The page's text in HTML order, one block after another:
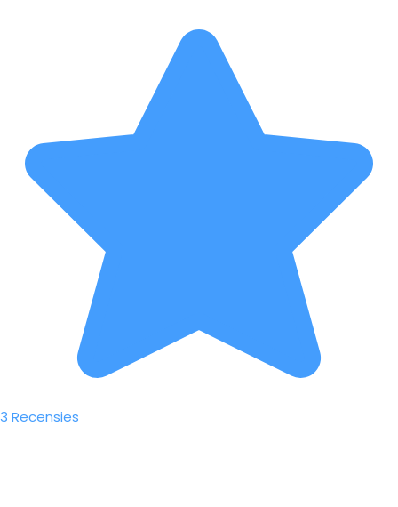
3 Recensies